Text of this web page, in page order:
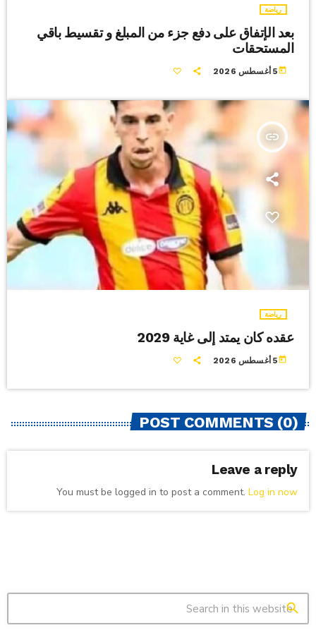
رياضة
بعد الإتفاق على دفع جزء من المبلغ و تقسيط باقي
المستحقات
today 5 أغسطس 2026
insert_link
رياضة
عقده كان يمتد إلى غاية 2029
today5 أغسطس 2026
POST COMMENTS (0)
Leave a reply
You must be logged in to post a comment. Log in now
search